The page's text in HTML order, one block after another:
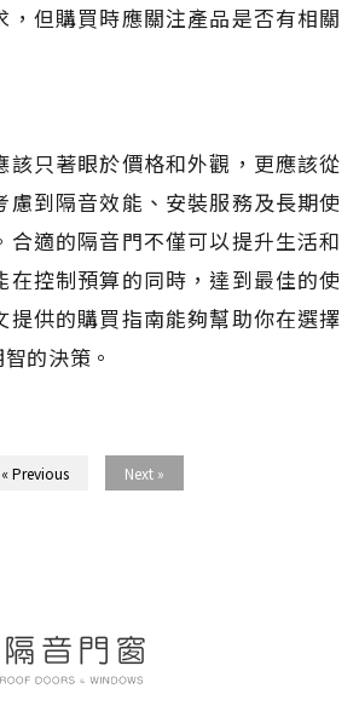
，但購買時應關注產品是否有相關
該只著眼於價格和外觀，更應該從
慮到隔音效能、安裝服務及長期使
合適的隔音門不僅可以提升生活和
在控制預算的同時，達到最佳的使
提供的購買指南能夠幫助你在選擇
的決策。
« Previous Next »